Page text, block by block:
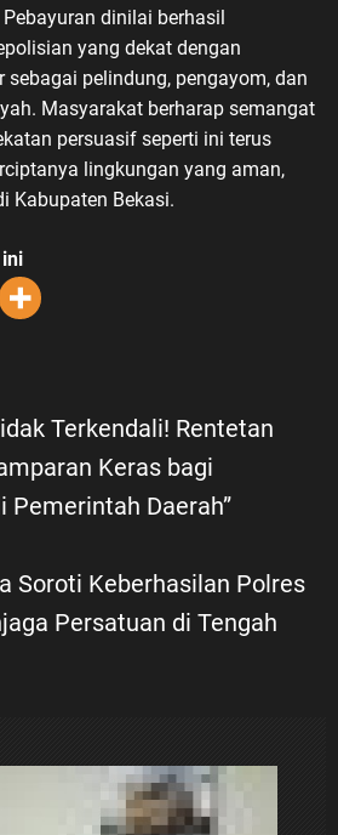
dinilai berhasil
yang dekat dengan
sebagai pelindung, pengayom, dan
Masyarakat berharap semangat
persuasif seperti ini terus
lingkungan yang aman,
Kabupaten Bekasi.
Terkendali! Rentetan
Keras bagi
Pemerintah Daerah”
Soroti Keberhasilan Polres
Persatuan di Tengah